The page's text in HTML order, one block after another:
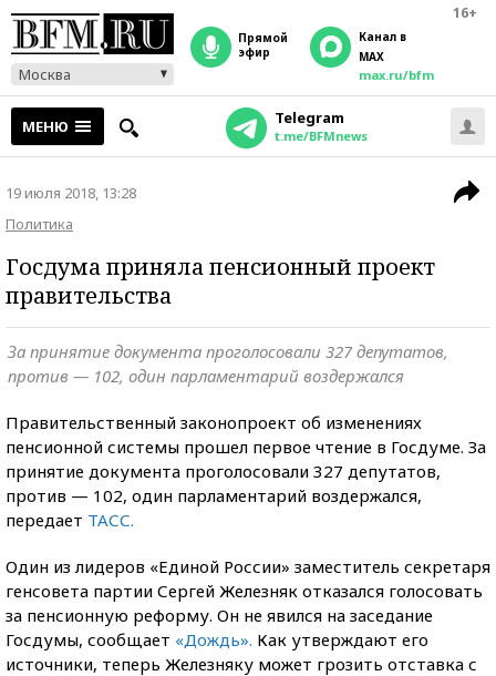
16+
Москва
прямой
эфир
Канал в
MAX
max.ru/bfm
МЕНЮ Telegram
t.me/BFMnews
19 июля 2018, 13:28
Политика
Госдума приняла пенсионный проект
правительства
За принятие документа проголосовали 327 депутатов,
против — 102, один парламентарий воздержался
Правительственный законопроект об изменениях
пенсионной системы прошел первое чтение в Госдуме. За
принятие документа проголосовали 327 депутатов,
против — 102, один парламентарий воздержался,
передает ТАСС.
Один из лидеров «Единой России» заместитель секретаря
генсовета партии Сергей Железняк отказался голосовать
за пенсионную реформу. Он не явился на заседание
Госдумы, сообщает «Дождь». Как утверждают его
источники, теперь Железняку может грозить отставка с